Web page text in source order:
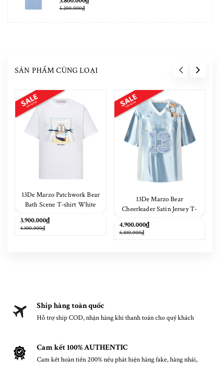
5.200.000₫
SẢN PHẨM CÙNG LOẠI
13De Marzo Patchwork Bear
Bath Scene T-shirt White
3.900.000₫
4.100.000₫
13De Marzo Bear
Cheerleader Satin Jersey T-
4.900.000₫
5.100.000₫
Ship hàng toàn quốc
Hỗ trợ ship COD, nhận hàng khi thanh toán cho quý khách
Cam kết 100% AUTHENTIC
Cam kết hoàn tiền 200% nếu phát hiện hàng fake, hàng nhái,